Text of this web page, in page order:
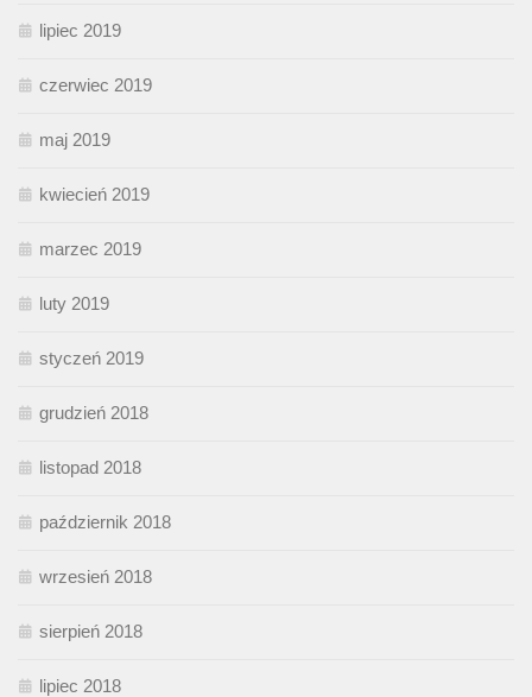
lipiec 2019
czerwiec 2019
maj 2019
kwiecień 2019
marzec 2019
luty 2019
styczeń 2019
grudzień 2018
listopad 2018
październik 2018
wrzesień 2018
sierpień 2018
lipiec 2018